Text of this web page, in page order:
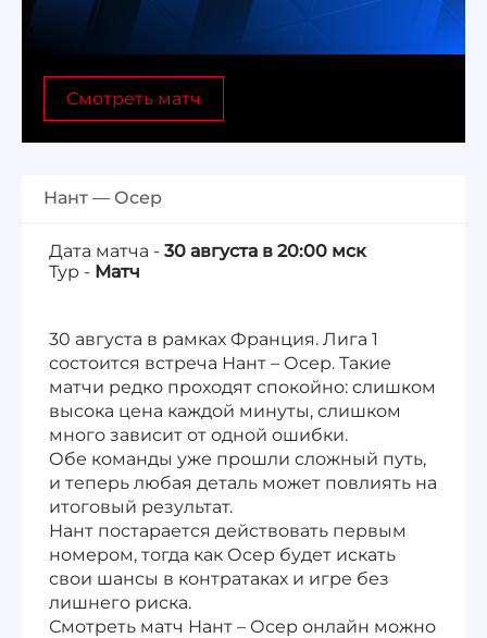
Лига 1, Чемпионат Франции
Бундеслига, Чемпионат Германии
Чемпионат Саудовской Аравии 25/26
Смотреть матч
Нант — Осер
Дата матча - 30 августа в 20:00 мск
Тур - Матч
30 августа в рамках Франция. Лига 1
состоится встреча Нант – Осер. Такие
матчи редко проходят спокойно: слишком
высока цена каждой минуты, слишком
много зависит от одной ошибки.
Обе команды уже прошли сложный путь,
и теперь любая деталь может повлиять на
итоговый результат.
Нант постарается действовать первым
номером, тогда как Осер будет искать
свои шансы в контратаках и игре без
лишнего риска.
Смотреть матч Нант – Осер онлайн можно